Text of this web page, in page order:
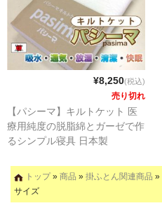
¥8,250(税込)
売り切れ
【パシーマ】キルトケット 医
療用純度の脱脂綿とガーゼで作
るシンプル寝具 日本製
トップ» 商品 » 掛ふとん関連商品 »
サイズ